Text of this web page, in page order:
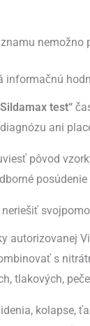
informačnú
test“
ani
pôvod
autorizovanej
s
tlakových,
kolapse,